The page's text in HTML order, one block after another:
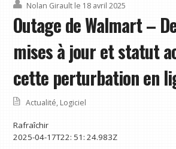
Nolan Girault le 18 avril 2025
Outage de Walmart –
mises à jour et statut
cette perturbation en
Actualité, Logiciel
Rafraîchir
2025-04-17T22: 51: 24.983Z